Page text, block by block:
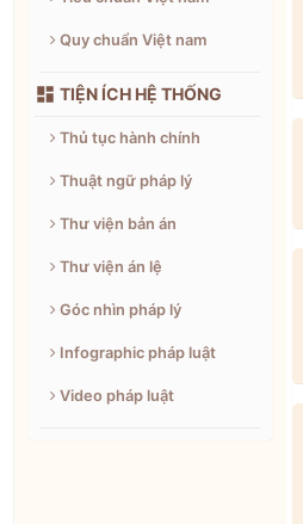
Quy chuẩn Việt nam
 TIỆN ÍCH HỆ THỐNG
Thủ tục hành chính
Thuật ngữ pháp lý
Thư viện bản án
Thư viện án lệ
Góc nhìn pháp lý
Infographic pháp luật
Video pháp luật